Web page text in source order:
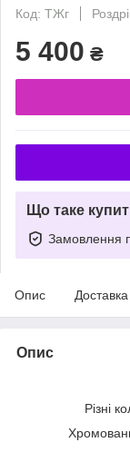
Код: ТЖг
5 400 ₴
Що таке
Замовлення
Опис Доставка
Опис
Різні